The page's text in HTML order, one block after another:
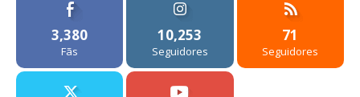
3,380
Fãs
10,253
Seguidores
71
Seguidores